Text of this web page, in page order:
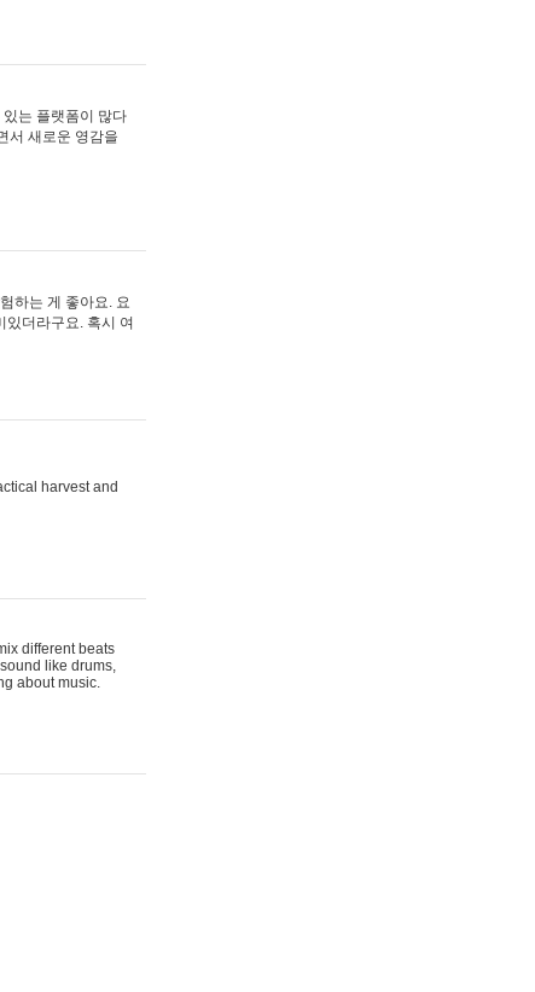
는 플랫폼이 많다
서 새로운 영감을
하는 게 좋아요. 요
있더라구요. 혹시 여
harvest and
different beats
like drums,
about music.